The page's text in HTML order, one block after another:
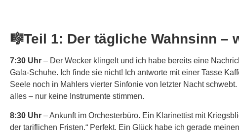
🎼Teil 1: Der tägliche Wahnsinn –
7:30 Uhr – Der Wecker klingelt und ich habe bereits eine
Gala-Schuhe. Ich finde sie nicht! Ich antworte mit einer Tasse
Seele noch in Mahlers vierter Sinfonie von letzter Nacht
alles – nur keine Instrumente stimmen.
8:30 Uhr – Ankunft im Orchesterbüro. Ein Klarinettist mit
der tariflichen Fristen.“ Perfekt. Ein Glück habe ich gerade